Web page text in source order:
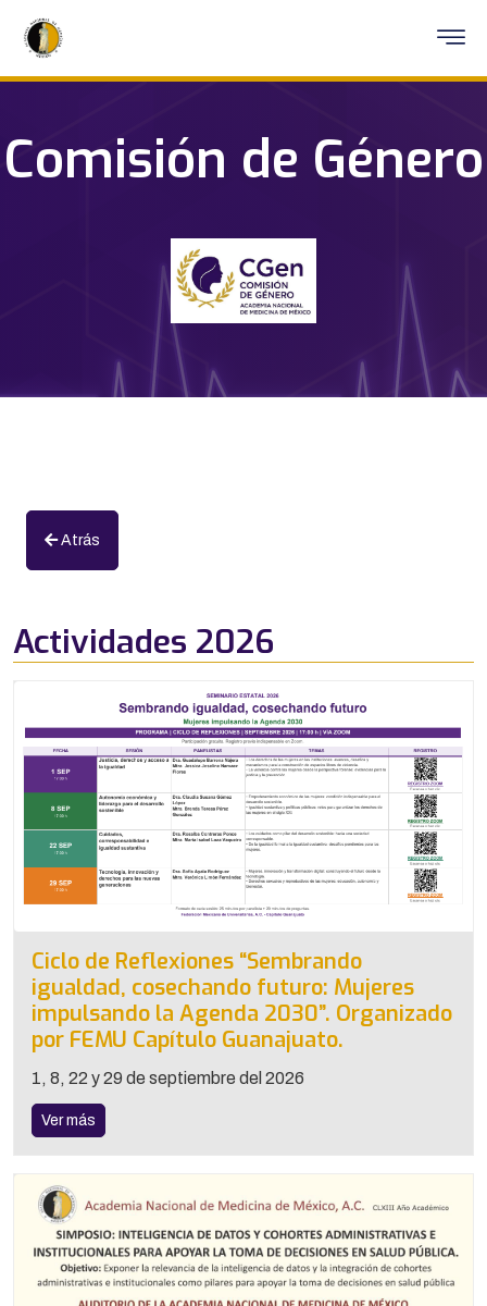
Comisión de Género
Atrás
Actividades 2026
Ciclo de Reflexiones “Sembrando
igualdad, cosechando futuro: Mujeres
impulsando la Agenda 2030”. Organizado
por FEMU Capítulo Guanajuato.
1, 8, 22 y 29 de septiembre del 2026
Ver más